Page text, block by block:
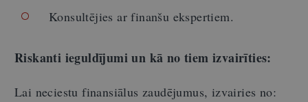
Konsultējies ar finanšu ekspertiem.
Riskanti ieguldījumi un kā no tiem izvairīties:
Lai neciestu finansiālus zaudējumus, izvairies no: